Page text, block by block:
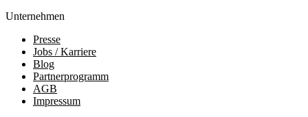
Unternehmen
Presse
Jobs / Karriere
Blog
Partnerprogramm
AGB
Impressum